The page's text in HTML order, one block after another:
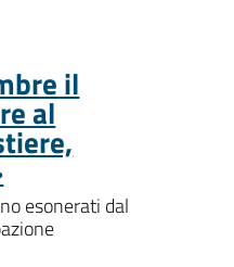
il
al
esonerati dal